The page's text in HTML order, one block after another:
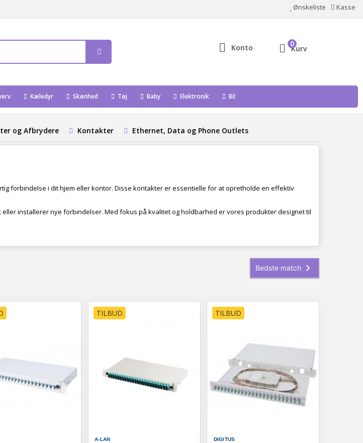
Ønskeliste Kasse
Konto Kurv
0
Kæledyr Skønhed Tøj Baby Elektronik Bil
og Afbrydere Kontakter Ethernet, Data og Phone Outlets
forbindelse i dit hjem eller kontor. Disse kontakter er essentielle for at opretholde en effektiv
installerer nye forbindelser. Med fokus på kvalitet og holdbarhed er vores produkter designet til
TILBUD
A-LAN
TILBUD
DIGITUS